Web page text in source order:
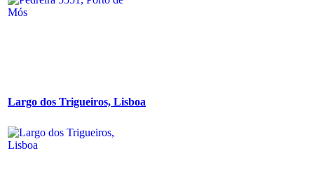
Largo dos Trigueiros, Lisboa